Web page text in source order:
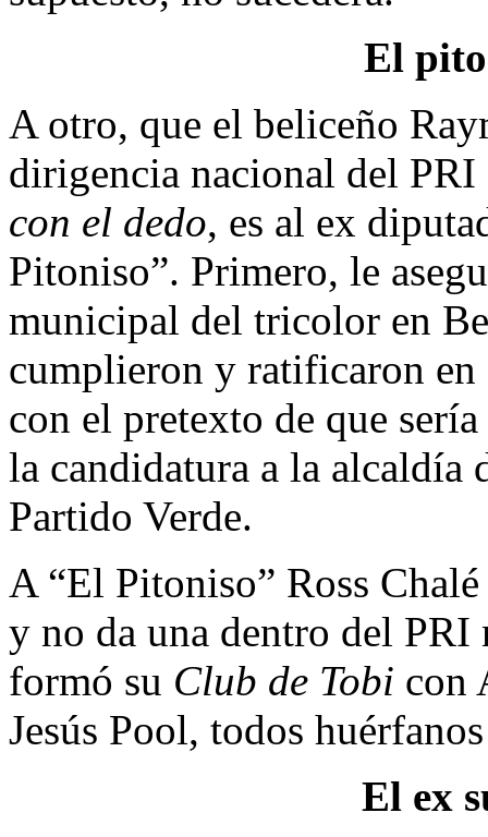
El
A otro, que el beliceño
dirigencia nacional del
con el dedo, es al ex
Pitoniso”. Primero, le
municipal del tricolor en
cumplieron y ratificaron en
con el pretexto de que
la candidatura a la alcaldía
Partido Verde.
A “El Pitoniso” Ross
y no da una dentro del
formó su Club de Tobi con
Jesús Pool, todos
El ex